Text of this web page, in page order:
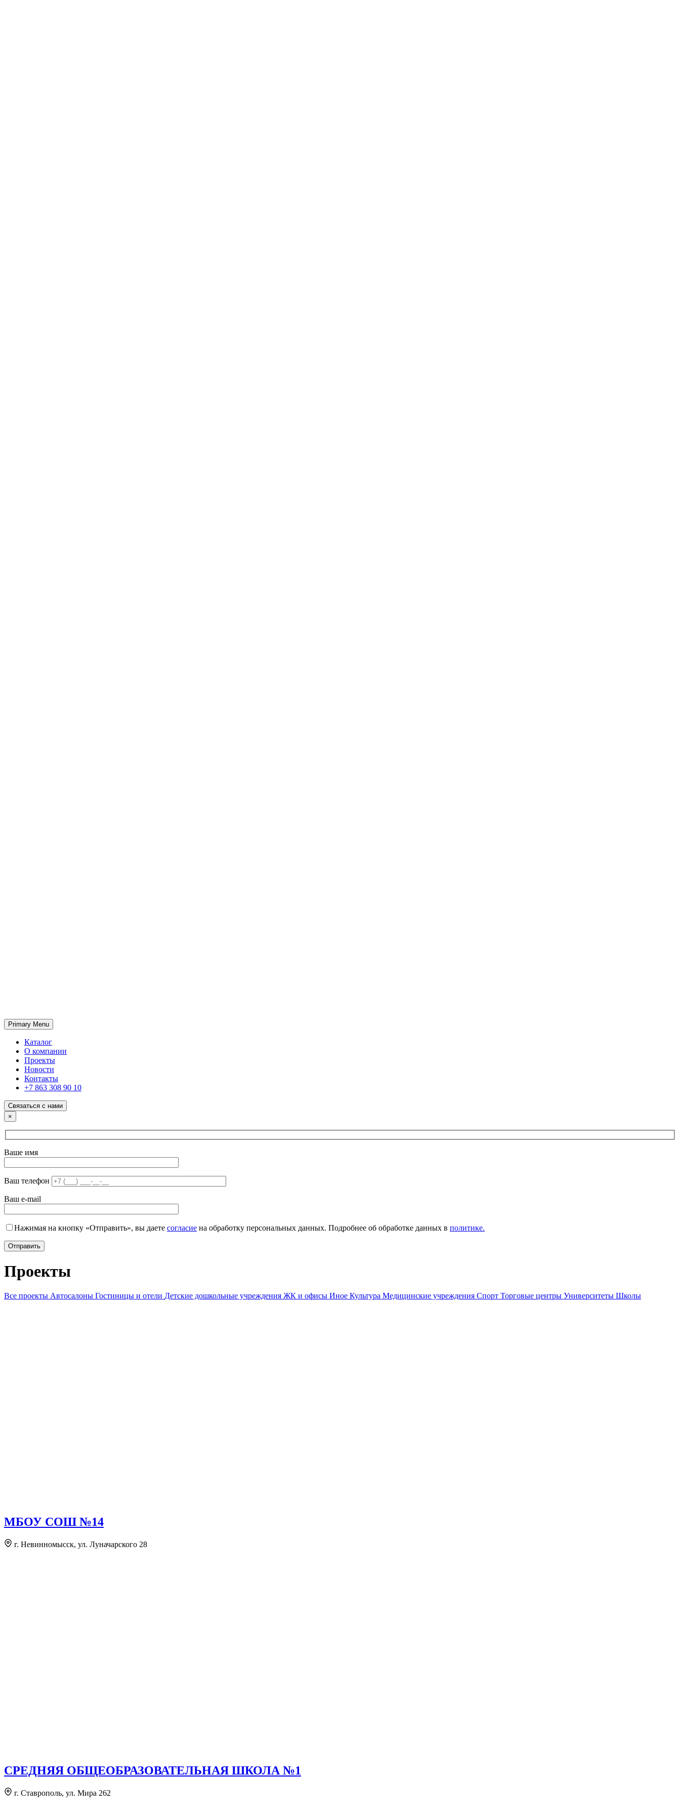
ГК «SABONE»
Оптовые поставки отделочных материалов и оборудования
Primary Menu
Каталог
О компании
Проекты
Новости
Контакты
+7 863 308 90 10
Связаться с нами
×
Ваше имя
Ваш телефон
Ваш e-mail
Нажимая на кнопку «Отправить», вы даете согласие на обработку персональных данных. Подробнее об обработке данных в политике.
Проекты
Все проекты Автосалоны Гостиницы и отели Детские дошкольные учреждения ЖК и офисы Иное Культура Медицинские учреждения Спорт Торговые центры Университеты Школы
МБОУ СОШ №14
г. Невинномысск, ул. Луначарского 28
СРЕДНЯЯ ОБЩЕОБРАЗОВАТЕЛЬНАЯ ШКОЛА №1
г. Ставрополь, ул. Мира 262